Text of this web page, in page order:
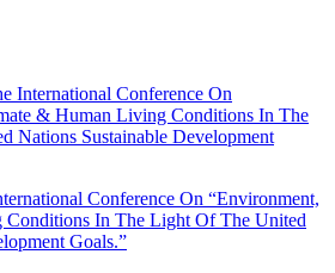
International Conference On
& Human Living Conditions In The
Nations Sustainable Development